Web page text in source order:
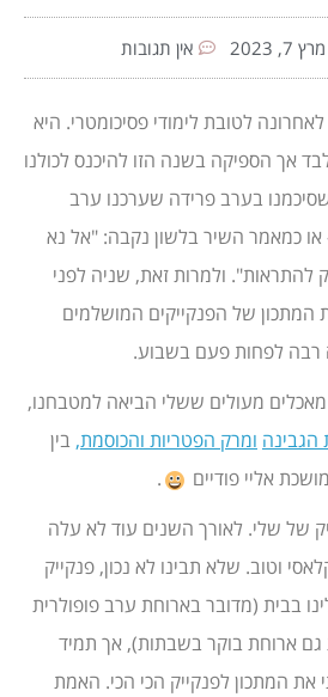
מרץ 7, 2023 אין תגובות
לטובת לימודי פסיכומטרי. היא
אך הספיקה בשנה הזו להיכנס לכולנו
בערב פרידה שערכנו ערב
או כמאמר השיר בלשון נקבה: "אל נא
להתראות". ולמרות זאת, שניה לפני
של הפנקייקים המושלמים
רבה לפחות פעם בשבוע.
מעולים ששלי הביאה למטבחנו,
הגבינה ומרק הפטריות והכוסמת, בין
אליי פודיים
.
של שלי. לאורך השנים עוד לא עלה
וטוב. שלא תבינו לא נכון, פנקייק
בבית (מדובר בארוחת ערב פופולרית
גם ארוחת בוקר בשבתות), אך תמיד
המתכון לפנקייק הכי הכי. האמת